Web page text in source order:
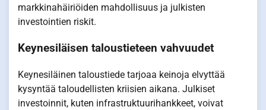
markkinahäiriöiden mahdollisuus ja julkisten
investointien riskit.
Keynesiläisen taloustieteen vahvuudet
Keynesiläinen taloustiede tarjoaa keinoja elvyttää
kysyntää taloudellisten kriisien aikana. Julkiset
investoinnit, kuten infrastruktuurihankkeet, voivat